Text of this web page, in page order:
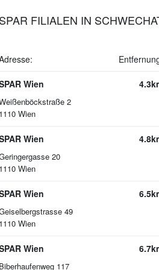
SPAR FILIALEN IN
Wien
2
1110 Wien
Wien
20
1110 Wien
Wien
49
1110 Wien
Wien
Biberhaufenweg 117